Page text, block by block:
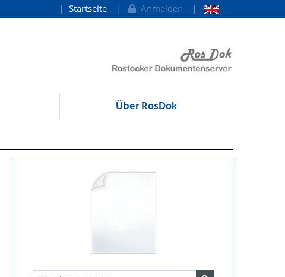
Startseite Anmelden
Über RosDok